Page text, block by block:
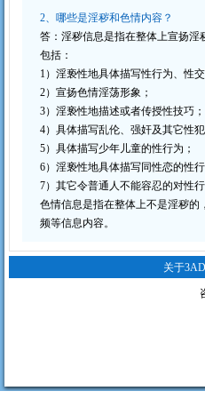
2、哪些是淫秽和色情内容？
答：淫秽信息是指在整体上宣扬
包括：
1）淫亵性地具体描写性行为、性
2）宣扬色情淫荡形象；
3）淫亵性地描述或者传授性技巧；
4）具体描写乱伦、强奸及其它性
5）具体描写少年儿童的性行为；
6）淫亵性地具体描写同性恋的性
7）其它令普通人不能容忍的对性行
色情信息是指在整体上不是淫秽
频等信息内容。
关于